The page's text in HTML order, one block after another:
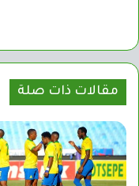
مقالات ذات صلة